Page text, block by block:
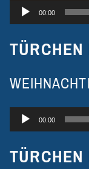
Audio-
00:00
TÜRCHEN
Audio-
00:00
TÜRCHEN